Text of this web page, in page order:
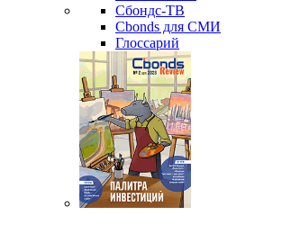
Сбондс-ТВ
Cbonds для СМИ
Глоссарий